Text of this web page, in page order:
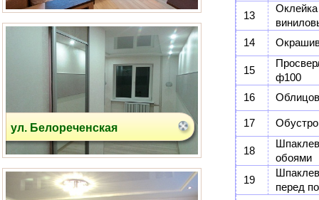
ул. Шкулева
13
14
15
ф100
16
17
18
обоями
19
перед